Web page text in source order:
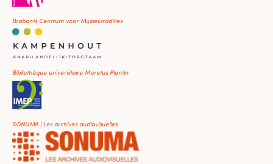
Brabants Centrum voor Muziektradities
Bibliothèque universitaire Moretus Plantin
SONUMA | Les archives audiovisuelles